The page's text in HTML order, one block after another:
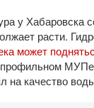
у Хабаровска
расти.
может
МУПе
на качество